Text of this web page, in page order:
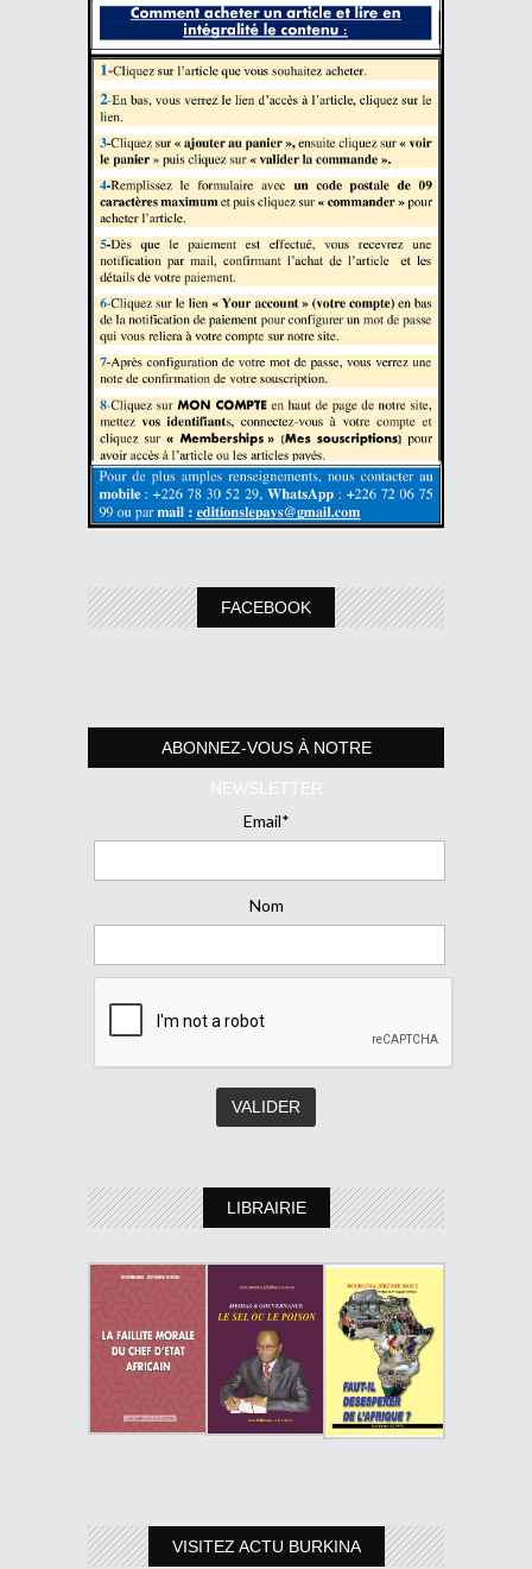
FACEBOOK
ABONNEZ-VOUS À NOTRE
NEWSLETTER
Email*
Nom
LIBRAIRIE
VISITEZ ACTU BURKINA